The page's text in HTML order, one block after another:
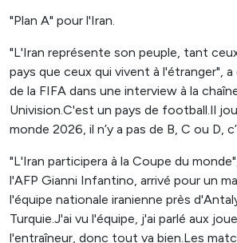
"Plan A" pour l'Iran.
"L'Iran représente son peuple, tant
pays que ceux qui vivent à l'étranger",
de la FIFA dans une interview à la
Univision.C'est un pays de football.Il
monde 2026, il n’y a pas de B, C ou D,
"L'Iran participera à la Coupe du
l'AFP Gianni Infantino, arrivé pour un
l'équipe nationale iranienne près
Turquie.J'ai vu l'équipe, j'ai parlé aux
l'entraîneur, donc tout va bien.Les